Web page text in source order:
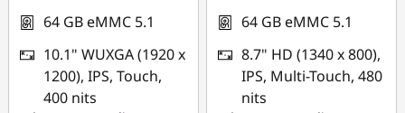
64 GB eMMC 5.1
10.1" WUXGA (1920 x
1200), IPS, Touch,
400 nits
64 GB eMMC 5.1
8.7" HD (1340 x 800),
IPS, Multi-Touch, 480
nits